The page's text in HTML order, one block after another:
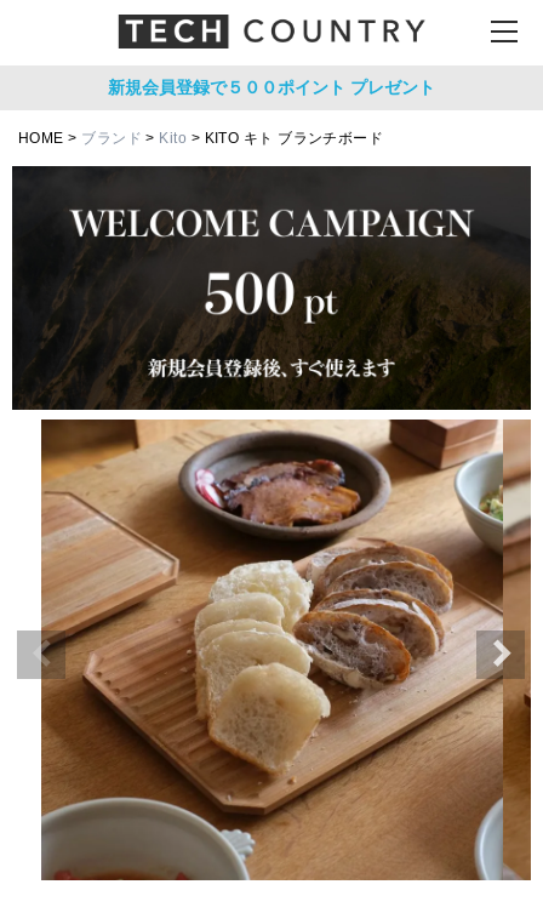
新規会員登録で５００ポイント プレゼント
HOME ブランド Kito KITO キト ブランチボード